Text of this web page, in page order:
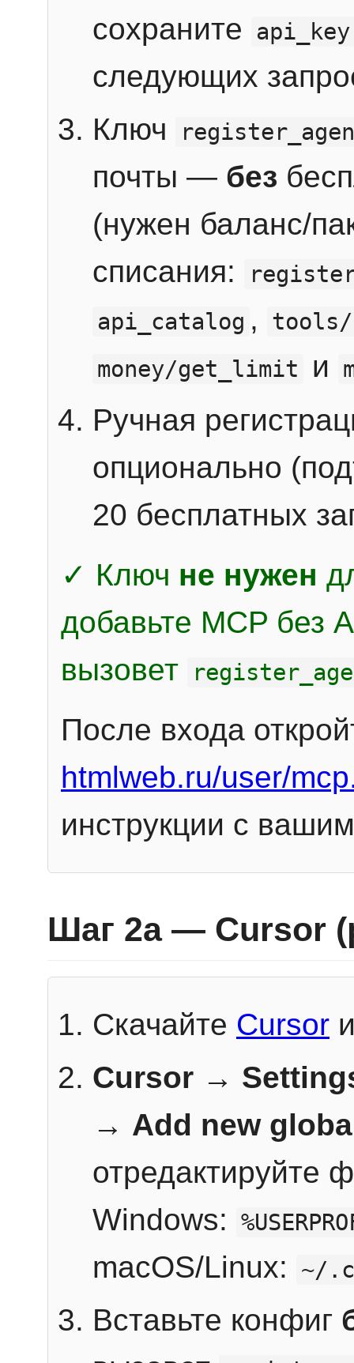
сохраните
api_key
следующих
Ключ
почты — без
(нужен баланс/
списания:
api_catalog ,
money/get_limit
и
Ручная
опционально
20 бесплатных
✓ Ключ не нужен
добавьте MCP без
вызовет
После входа
htmlweb.ru/user/
инструкции с
Шаг 2a — Cursor
Скачайте Cursor
Cursor →
→ Add new
отредактируйте
Windows:
macOS/Linux: ~/
Вставьте конфиг